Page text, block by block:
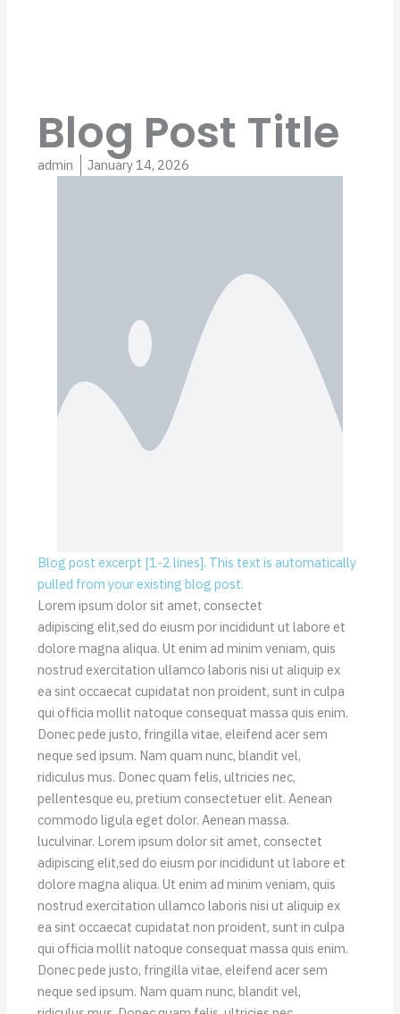
Blog Post Title
admin January 14, 2026
Blog post excerpt [1-2 lines]. This text is automatically
pulled from your existing blog post.
Lorem ipsum dolor sit amet, consectet
adipiscing elit,sed do eiusm por incididunt ut labore et
dolore magna aliqua. Ut enim ad minim veniam, quis
nostrud exercitation ullamco laboris nisi ut aliquip ex
ea sint occaecat cupidatat non proident, sunt in culpa
qui officia mollit natoque consequat massa quis enim.
Donec pede justo, fringilla vitae, eleifend acer sem
neque sed ipsum. Nam quam nunc, blandit vel,
ridiculus mus. Donec quam felis, ultricies nec,
pellentesque eu, pretium consectetuer elit. Aenean
commodo ligula eget dolor. Aenean massa.
luculvinar. Lorem ipsum dolor sit amet, consectet
adipiscing elit,sed do eiusm por incididunt ut labore et
dolore magna aliqua. Ut enim ad minim veniam, quis
nostrud exercitation ullamco laboris nisi ut aliquip ex
ea sint occaecat cupidatat non proident, sunt in culpa
qui officia mollit natoque consequat massa quis enim.
Donec pede justo, fringilla vitae, eleifend acer sem
neque sed ipsum. Nam quam nunc, blandit vel,